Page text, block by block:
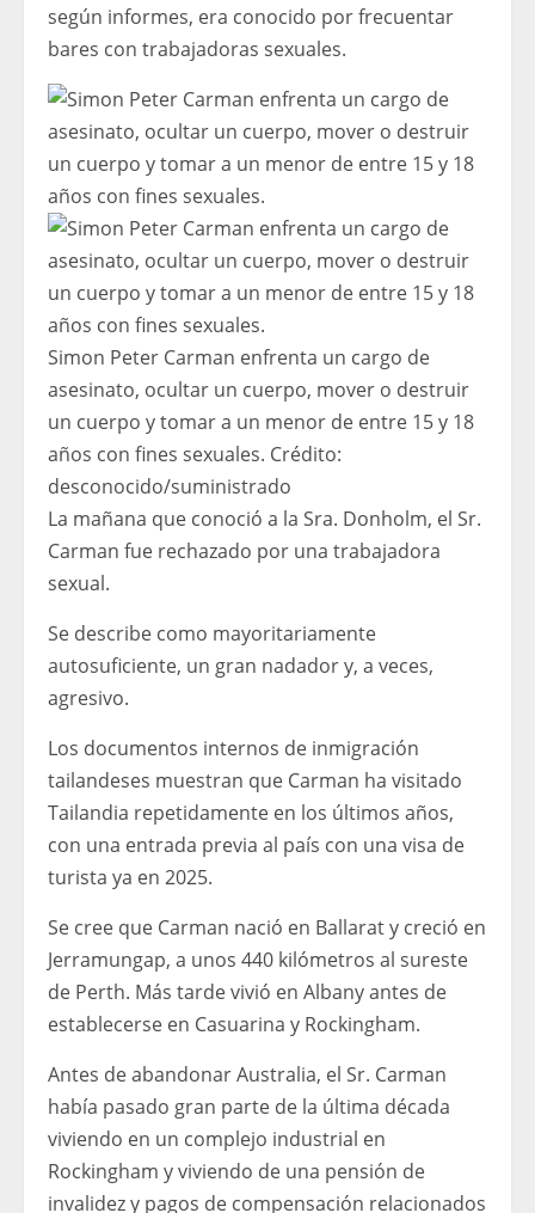
según informes, era conocido por frecuentar
bares con trabajadoras sexuales.
Simon Peter Carman enfrenta un cargo de
asesinato, ocultar un cuerpo, mover o destruir
un cuerpo y tomar a un menor de entre 15 y 18
años con fines sexuales. Crédito:
desconocido/suministrado
La mañana que conoció a la Sra. Donholm, el Sr.
Carman fue rechazado por una trabajadora
sexual.
Se describe como mayoritariamente
autosuficiente, un gran nadador y, a veces,
agresivo.
Los documentos internos de inmigración
tailandeses muestran que Carman ha visitado
Tailandia repetidamente en los últimos años,
con una entrada previa al país con una visa de
turista ya en 2025.
Se cree que Carman nació en Ballarat y creció en
Jerramungap, a unos 440 kilómetros al sureste
de Perth. Más tarde vivió en Albany antes de
establecerse en Casuarina y Rockingham.
Antes de abandonar Australia, el Sr. Carman
había pasado gran parte de la última década
viviendo en un complejo industrial en
Rockingham y viviendo de una pensión de
invalidez y pagos de compensación relacionados